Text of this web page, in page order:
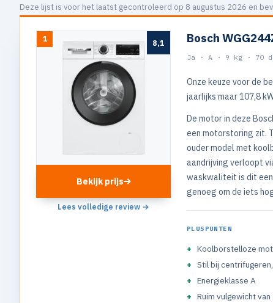
Deze lijst is voor het laatst gecontroleerd op 8 augustus 2026 en
1 8,1
Bekijk prijs
Lees volledige review →
Bosch
Ja · A · 9 kg · 70
Onze keuze voor de
jaarlijks maar 107,8
De motor in deze
een motorstoring zit.
ouder model met
aandrijving verloopt
waskwaliteit is dit
genoeg om de iets
PLUSPUNTEN
Koolborstelloze
Stil bij
Energieklasse A
Ruim vulgewicht van